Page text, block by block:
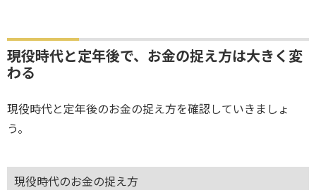
現役時代と定年後で、お金の捉え方は大きく変
わる
現役時代と定年後のお金の捉え方を確認していきましょ
う。
現役時代のお金の捉え方